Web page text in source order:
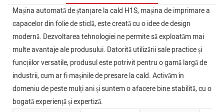
Mașina automată de ștanțare la cald H1S, mașina de imprimare a
capacelor din folie de sticlă, este creată cu o idee de design
modernă. Dezvoltarea tehnologiei ne permite să exploatăm mai
multe avantaje ale produsului. Datorită utilizării sale practice și
funcțiilor versatile, produsul este potrivit pentru o gamă largă de
industrii, cum ar fi mașinile de presare la cald. Activăm în
domeniu de peste mulți ani și suntem o afacere bine stabilită, cu o
bogată experiență și expertiză.